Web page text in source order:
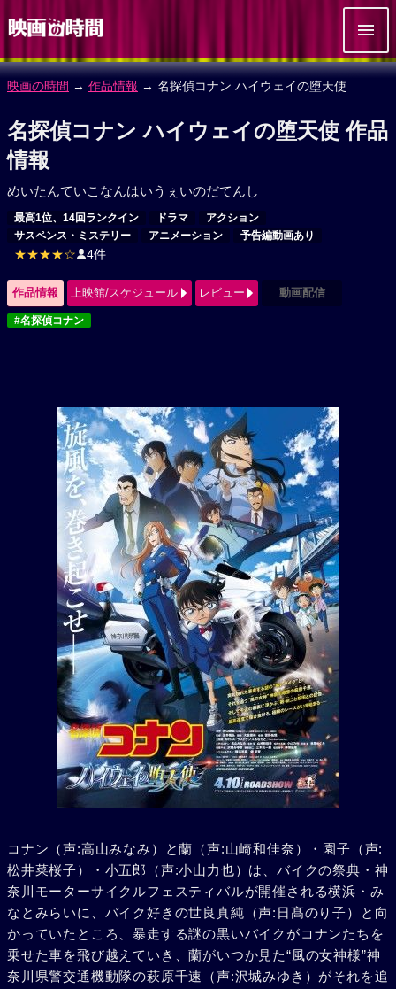
映画の時間 → 作品情報 → 名探偵コナン ハイウェイの堕天使
名探偵コナン ハイウェイの堕天使 作品
情報
めいたんていこなんはいうぇいのだてんし
最高1位、14回ランクイン ドラマ
アクション
サスペンス・ミステリー
アニメーション 予告編動画あり
★★★★☆ 4件
作品情報 上映館/スケジュール レビュー 動画配信
#名探偵コナン
コナン（声:高山みなみ）と蘭（声:山崎和佳奈）・園子（声:
松井菜桜子）・小五郎（声:小山力也）は、バイクの祭典・神
奈川モーターサイクルフェスティバルが開催される横浜・み
なとみらいに、バイク好きの世良真純（声:日髙のり子）と向
かっていたところ、暴走する謎の黒いバイクがコナンたちを
乗せた車を飛び越えていき、蘭がいつか見た“風の女神様”神
奈川県警交通機動隊の萩原千速（声:沢城みゆき）がそれを追